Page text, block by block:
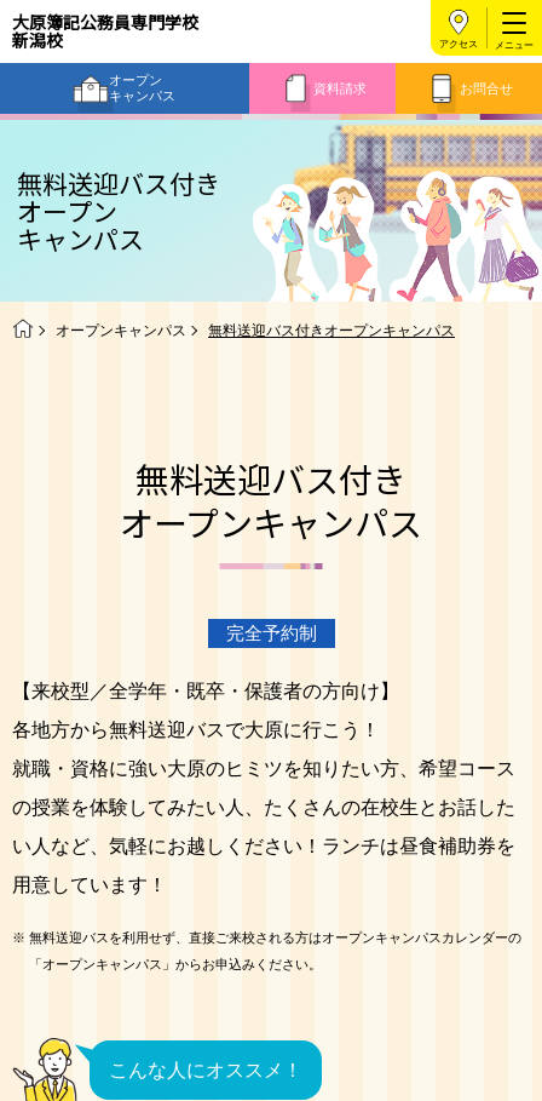
大原簿記公務員専門学校
新潟校
オープン
キャンパス
資料請求 お問合せ
アクセス
無料送迎バス付き
オープン
キャンパス
オープンキャンパス 無料送迎バス付きオープンキャンパス
無料送迎バス付き
オープンキャンパス
完全予約制
【来校型／全学年・既卒・保護者の方向け】
各地方から無料送迎バスで大原に行こう！
就職・資格に強い大原のヒミツを知りたい方、希望コース
の授業を体験してみたい人、たくさんの在校生とお話した
い人など、気軽にお越しください！ランチは昼食補助券を
用意しています！
※ 無料送迎バスを利用せず、直接ご来校される方はオープンキャンパスカレンダーの
「オープンキャンパス」からお申込みください。
こんな人にオススメ！